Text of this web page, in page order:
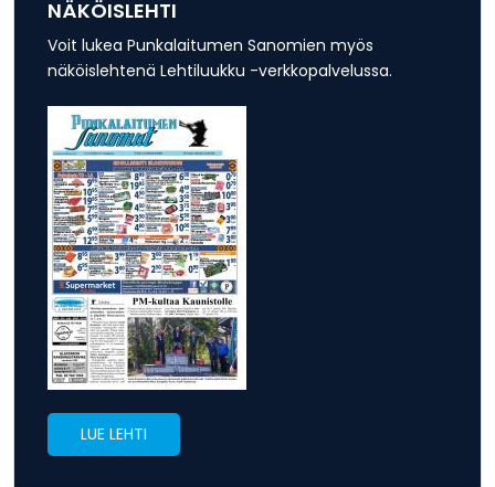
NÄKÖISLEHTI
Voit lukea Punkalaitumen Sanomien myös
näköislehtenä Lehtiluukku -verkkopalvelussa.
LUE LEHTI